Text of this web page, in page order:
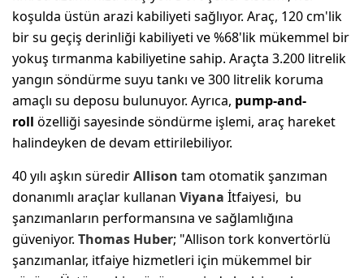
koşulda üstün arazi kabiliyeti sağlıyor. Araç, 120 cm'lik
bir su geçiş derinliği kabiliyeti ve %68'lik mükemmel bir
yokuş tırmanma kabiliyetine sahip. Araçta 3.200 litrelik
yangın söndürme suyu tankı ve 300 litrelik koruma
amaçlı su deposu bulunuyor. Ayrıca, pump-and-
roll özelliği sayesinde söndürme işlemi, araç hareket
halindeyken de devam ettirilebiliyor.
40 yılı aşkın süredirAllison tam otomatik şanzıman
donanımlı araçlar kullanan Viyana İtfaiyesi, bu
şanzımanların performansına ve sağlamlığına
güveniyor. Thomas Huber; "Allison tork konvertörlü
şanzımanlar, itfaiye hizmetleri için mükemmel bir